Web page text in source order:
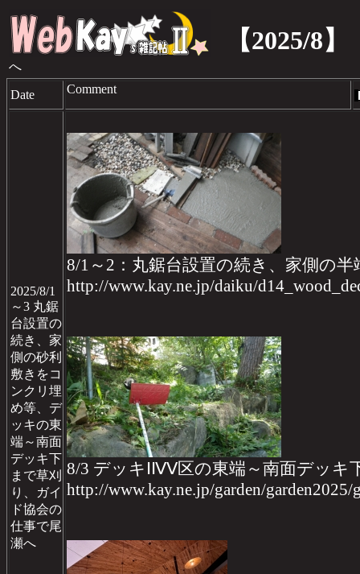
【2025/8】
へ
Date Comment
2025/8/1
～3 丸鋸
台設置の
続き、家
側の砂利
敷きをコ
ンクリ埋
め等、デ
ッキの東
端～南面
デッキ下
まで草刈
り、
ガイ
ド協会の
仕事で尾
瀬へ
8/1～2：丸鋸台設置の続き、家側の
http://www.kay.ne.jp/daiku/
8/3 デッキⅠⅣⅤ区の東端～南面デッキ
http://www.kay.ne.jp/garden/